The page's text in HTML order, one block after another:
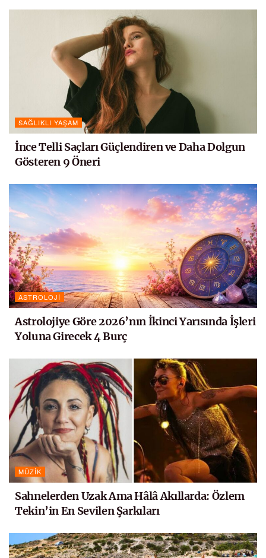
SAĞLIKLI YAŞAM
İnce Telli Saçları Güçlendiren ve Daha Dolgun
Gösteren 9 Öneri
ASTROLOJI
Astrolojiye Göre 2026’nın İkinci Yarısında İşleri
Yoluna Girecek 4 Burç
MÜZIK
Sahnelerden Uzak Ama Hâlâ Akıllarda: Özlem
Tekin’in En Sevilen Şarkıları